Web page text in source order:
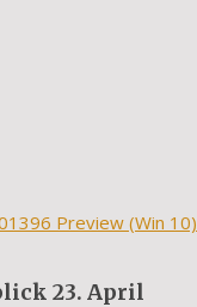
Preview (Win 10)
23. April